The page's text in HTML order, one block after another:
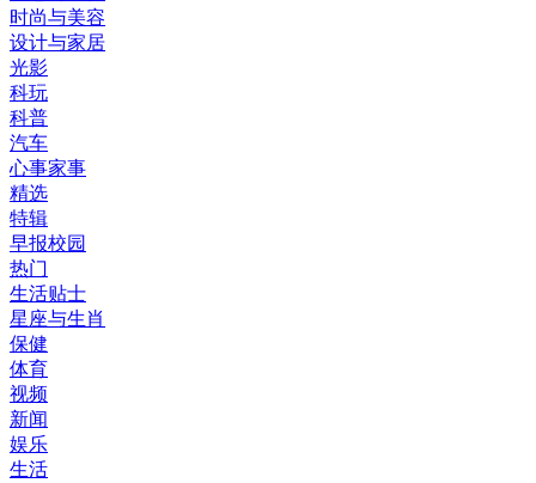
时尚与美容
设计与家居
光影
科玩
科普
汽车
心事家事
精选
特辑
早报校园
热门
生活贴士
星座与生肖
保健
体育
视频
新闻
娱乐
生活